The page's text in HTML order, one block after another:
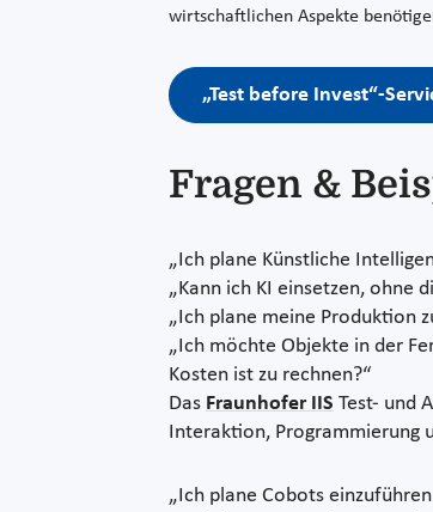
wirtschaftlichen Aspekte
„Test before Invest“-
Fragen &
„Ich plane Künstliche
„Kann ich KI einsetzen, ohne
„Ich plane meine Produktion
„Ich möchte Objekte in der
Kosten ist zu rechnen?“
Das Fraunhofer IIS Test- und
Interaktion, Programmierung
„Ich plane Cobots